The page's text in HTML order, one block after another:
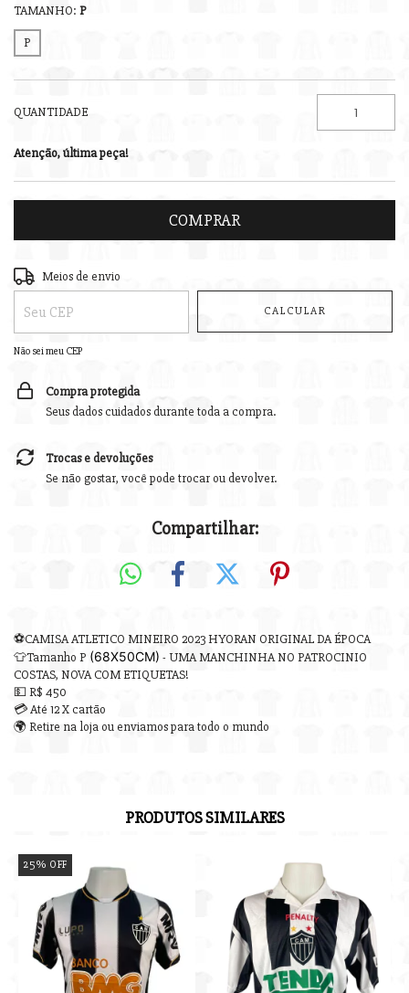
TAMANHO: P
P
QUANTIDADE
Atenção, última peça!
Entregas para o CEP:
Meios de envio
CALCULAR
Não sei meu CEP
Compra protegida
Seus dados cuidados durante toda a compra.
Trocas e devoluções
Se não gostar, você pode trocar ou devolver.
Compartilhar:
⚽CAMISA ATLETICO MINEIRO 2023 HYORAN ORIGINAL DA ÉPOCA
👕Tamanho P (68X50CM) - UMA MANCHINHA NO PATROCINIO
COSTAS, NOVA COM ETIQUETAS!
💵 R$ 450
💳 Até 12 X cartão
🌍 Retire na loja ou enviamos para todo o mundo
PRODUTOS SIMILARES
25% OFF